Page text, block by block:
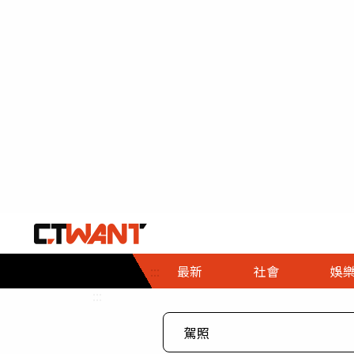
::: 最新 社會
社會首頁
時事
娛樂
娛樂首頁
即時
專題
財經首頁
熱線
３Ｃ
政